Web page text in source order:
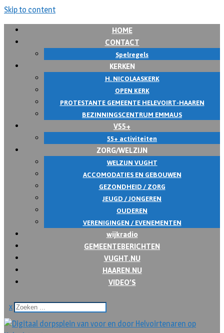
Skip to content
HOME
CONTACT
Spelregels
KERKEN
H. NICOLAASKERK
OPEN KERK
PROTESTANTE GEMEENTE HELEVOIRT-HAAREN
BEZINNINGSCENTRUM EMMAUS
V55+
55+ activiteiten
ZORG/WELZIJN
WELZIJN VUGHT
ACCOMODATIES EN GEBOUWEN
GEZONDHEID / ZORG
JEUGD / JONGEREN
OUDEREN
VERENIGINGEN / EVENEMENTEN
wijkradio
GEMEENTEBERICHTEN
VUGHT.NU
HAAREN.NU
VIDEO’S
x